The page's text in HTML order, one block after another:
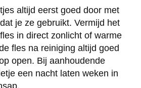
altijd eerst goed door met
je ze gebruikt. Vermijd het
in direct zonlicht of warme
fles na reiniging altijd goed
open. Bij aanhoudende
een nacht laten weken in